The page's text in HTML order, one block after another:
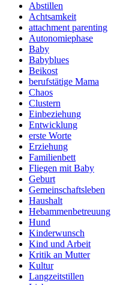
Abstillen
Achtsamkeit
attachment parenting
Autonomiephase
Baby
Babyblues
Beikost
berufstätige Mama
Chaos
Clustern
Einbeziehung
Entwicklung
erste Worte
Erziehung
Familienbett
Fliegen mit Baby
Geburt
Gemeinschaftsleben
Haushalt
Hebammenbetreuung
Hund
Kinderwunsch
Kind und Arbeit
Kritik an Mutter
Kultur
Langzeitstillen